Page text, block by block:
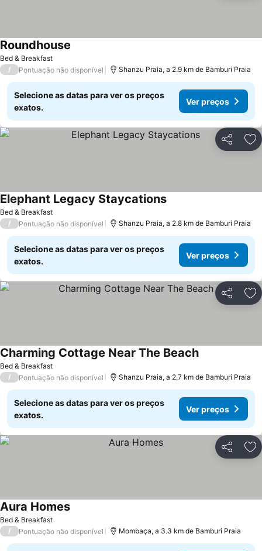
Bed & Breakfast
Roundhouse
/ Pontuação não disponível Shanzu Praia, a 2.9 km de Bamburi Praia
Selecione as datas para ver os preços
exatos.
Ver preços
Partilhar
Bed & Breakfast
Elephant Legacy Staycations
/ Pontuação não disponível Shanzu Praia, a 2.8 km de Bamburi Praia
Selecione as datas para ver os preços
exatos.
Ver preços
Partilhar
Bed & Breakfast
Charming Cottage Near The Beach
/ Pontuação não disponível Shanzu Praia, a 2.7 km de Bamburi Praia
Selecione as datas para ver os preços
exatos.
Ver preços
Partilhar
Bed & Breakfast
Aura Homes
/ Pontuação não disponível Mombaça, a 3.3 km de Bamburi Praia